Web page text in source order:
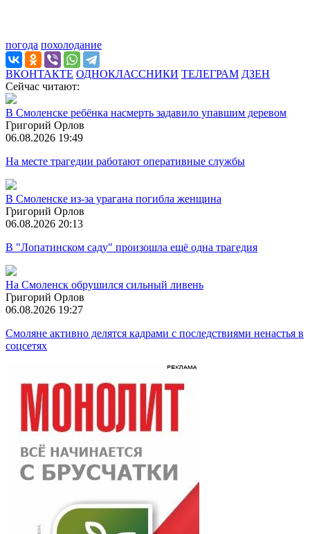
погода похолодание
ВКОНТАКТЕ ОДНОКЛАССНИКИ ТЕЛЕГРАМ ДЗЕН
Сейчас читают:
В Смоленске ребёнка насмерть задавило упавшим деревом
Григорий Орлов
06.08.2026 19:49
На месте трагедии работают оперативные службы
В Смоленске из-за урагана погибла женщина
Григорий Орлов
06.08.2026 20:13
В "Лопатинском саду" произошла ещё одна трагедия
На Смоленск обрушился сильный ливень
Григорий Орлов
06.08.2026 19:27
Смоляне активно делятся кадрами с последствиями ненастья в
соцсетях